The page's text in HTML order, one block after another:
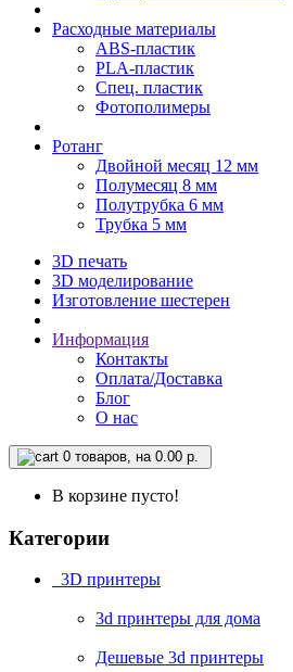
Расходные материалы
ABS-пластик
PLA-пластик
Спец. пластик
Фотополимеры
Ротанг
Двойной месяц 12 мм
Полумесяц 8 мм
Полутрубка 6 мм
Трубка 5 мм
3D печать
3D моделирование
Изготовление шестерен
Информация
Контакты
Оплата/Доставка
Блог
О нас
0 товаров, на 0.00 р.
В корзине пусто!
Категории
3D принтеры
3d принтеры для дома
Дешевые 3d принтеры